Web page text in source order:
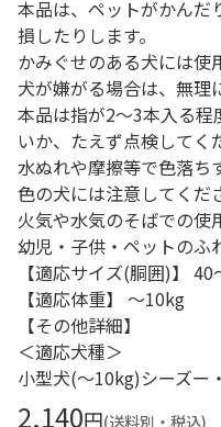
本品は、ペットがかんだ
損したりします。
かみぐせのある犬には使
犬が嫌がる場合は、無理
本品は指が2～3本入る
いか、たえず点検してく
水ぬれや摩擦等で色落ち
色の犬には注意してくだ
火気や水気のそばでの使
幼児・子供・ペットのふ
【適応サイズ(胴囲)】
【適応体重】 ～10kg
【その他詳細】
＜適応犬種＞
小型犬(～10kg)シーズー
2,140円(送料別・税込)